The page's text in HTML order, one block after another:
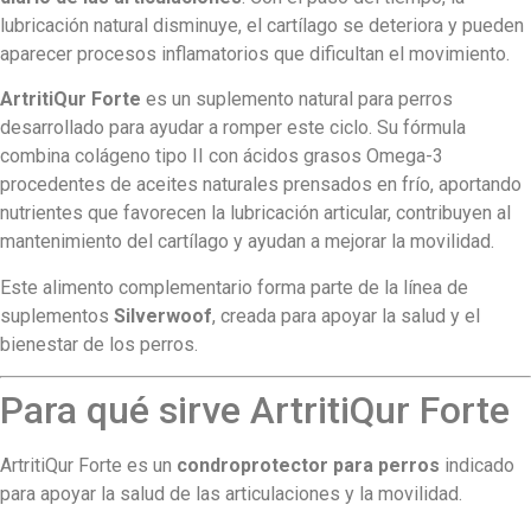
lubricación natural disminuye, el cartílago se deteriora y pueden
aparecer procesos inflamatorios que dificultan el movimiento.
ArtritiQur Forte es un suplemento natural para perros
desarrollado para ayudar a romper este ciclo. Su fórmula
combina colágeno tipo II con ácidos grasos Omega-3
procedentes de aceites naturales prensados en frío, aportando
nutrientes que favorecen la lubricación articular, contribuyen al
mantenimiento del cartílago y ayudan a mejorar la movilidad.
Este alimento complementario forma parte de la línea de
suplementos Silverwoof, creada para apoyar la salud y el
bienestar de los perros.
Para qué sirve ArtritiQur Forte
ArtritiQur Forte es un condroprotector para perros indicado
para apoyar la salud de las articulaciones y la movilidad.